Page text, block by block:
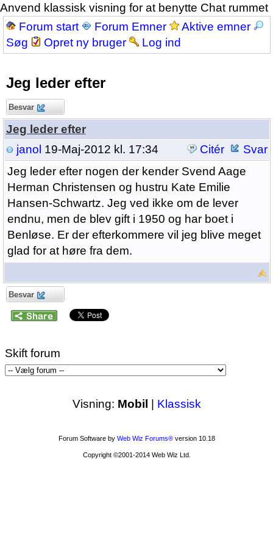
Anvend klassisk visning for at benytte Chat rummet
Forum start
Forum Emner
Aktive emner
Søg
Opret ny bruger Log ind
Jeg leder efter
Besvar
Jeg leder efter
janol 19-Maj-2012 kl. 17:34 Citér
Svar
Jeg leder efter nogen der kender Svend Aage
Herman Christensen og hustru Kate Emilie
Hansen-Schwartz. Jeg ved ikke om de lever
endnu, men de blev gift i 1950 og har boet i
Benløse. Er der efterkommere vil jeg blive meget
glad for at høre fra dem.
Besvar
Skift forum
Visning: Mobil | Klassisk
Forum Software by Web Wiz Forums®version 10.18
Copyright ©2001-2014 Web Wiz Ltd.